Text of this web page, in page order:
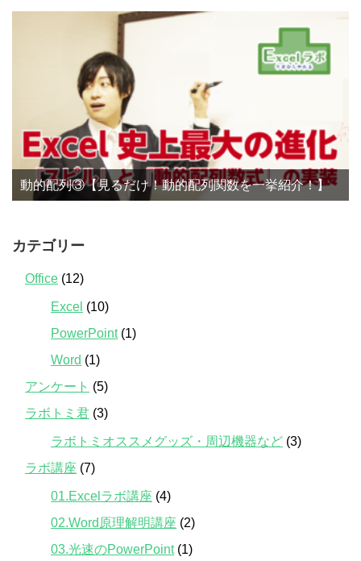
動的配列③【見るだけ！動的配列関数を一挙紹介！】
カテゴリー
Office (12)
Excel (10)
PowerPoint(1)
Word (1)
アンケート (5)
ラボトミ君 (3)
ラボトミオススメグッズ・周辺機器など (3)
ラボ講座 (7)
01.Excelラボ講座 (4)
02.Word原理解明講座 (2)
03.光速のPowerPoint(1)